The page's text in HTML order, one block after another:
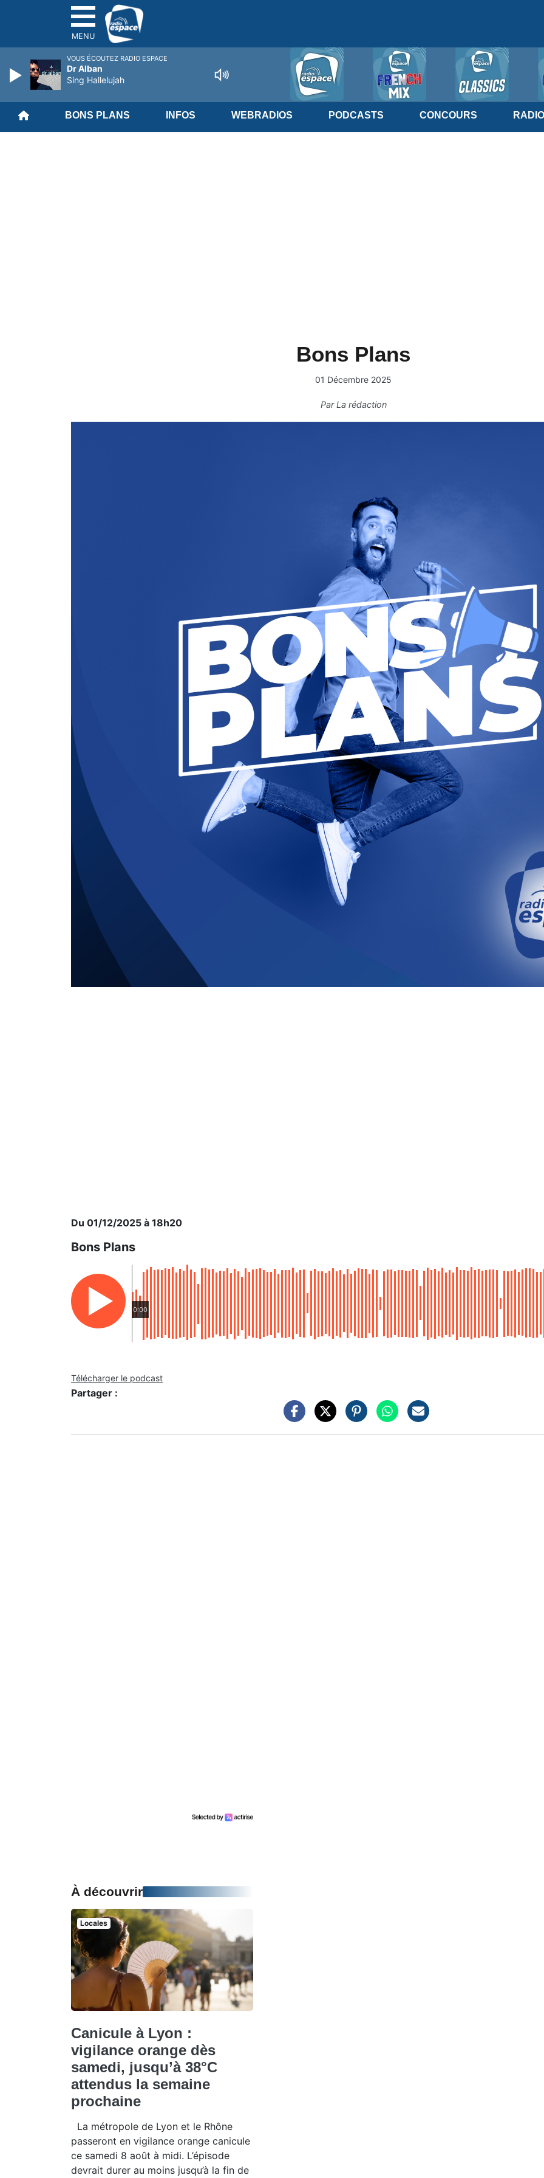
MENU
BONS PLANS INFOS WEBRADIOS PODCASTS CONCOURS RADIO
Bons Plans
01 Décembre 2025
ParLa rédaction
Du 01/12/2025 à 18h20
Bons Plans
0:00
Télécharger le podcast
Partager :
À découvrir
Locales
Canicule à Lyon :
vigilance orange dès
samedi, jusqu’à 38°C
attendus la semaine
prochaine
La métropole de Lyon et le Rhône
passeront en vigilance orange canicule
ce samedi 8 août à midi. L’épisode
devrait durer au moins jusqu’à la fin de
VOUS ÉCOUTEZ RADIO ESPACE
Dr Alban
Sing Hallelujah